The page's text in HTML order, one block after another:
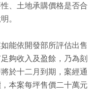
、土地承購價格是否合
。
能依開發部所評估出售
夠收入及盈餘，乃為刻
於十二月到期，案經通
本案每坪售價二十萬元